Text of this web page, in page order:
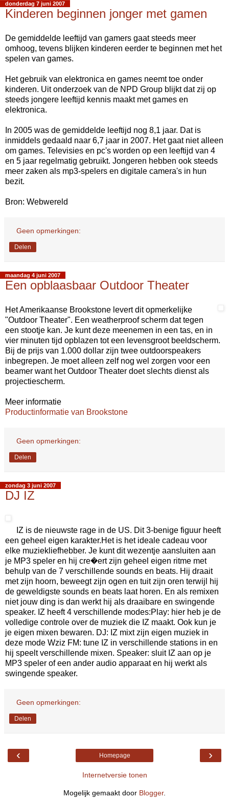
donderdag 7 juni 2007
Kinderen beginnen jonger met gamen
De gemiddelde leeftijd van gamers gaat steeds meer
omhoog, tevens blijken kinderen eerder te beginnen met het
spelen van games.
Het gebruik van elektronica en games neemt toe onder
kinderen. Uit onderzoek van de NPD Group blijkt dat zij op
steeds jongere leeftijd kennis maakt met games en
elektronica.
In 2005 was de gemiddelde leeftijd nog 8,1 jaar. Dat is
inmiddels gedaald naar 6,7 jaar in 2007. Het gaat niet alleen
om games. Televisies en pc's worden op een leeftijd van 4
en 5 jaar regelmatig gebruikt. Jongeren hebben ook steeds
meer zaken als mp3-spelers en digitale camera's in hun
bezit.
Bron: Webwereld
Geen opmerkingen:
Delen
maandag 4 juni 2007
Een opblaasbaar Outdoor Theater
Het Amerikaanse Brookstone levert dit opmerkelijke
"Outdoor Theater". Een weatherproof scherm dat tegen
een stootje kan. Je kunt deze meenemen in een tas, en in
vier minuten tijd opblazen tot een levensgroot beeldscherm.
Bij de prijs van 1.000 dollar zijn twee outdoorspeakers
inbegrepen. Je moet alleen zelf nog wel zorgen voor een
beamer want het Outdoor Theater doet slechts dienst als
projectiescherm.
Meer informatie
Productinformatie van Brookstone
Geen opmerkingen:
Delen
zondag 3 juni 2007
DJ IZ
IZ is de nieuwste rage in de US. Dit 3-benige figuur heeft
een geheel eigen karakter.Het is het ideale cadeau voor
elke muziekliefhebber. Je kunt dit wezentje aansluiten aan
je MP3 speler en hij cre�ert zijn geheel eigen ritme met
behulp van de 7 verschillende sounds en beats. Hij draait
met zijn hoorn, beweegt zijn ogen en tuit zijn oren terwijl hij
de geweldigste sounds en beats laat horen. En als remixen
niet jouw ding is dan werkt hij als draaibare en swingende
speaker. IZ heeft 4 verschillende modes:Play: hier heb je de
volledige controle over de muziek die IZ maakt. Ook kun je
je eigen mixen bewaren. DJ: IZ mixt zijn eigen muziek in
deze mode Wziz FM: tune IZ in verschillende stations in en
hij speelt verschillende mixen. Speaker: sluit IZ aan op je
MP3 speler of een ander audio apparaat en hij werkt als
swingende speaker.
Geen opmerkingen:
Delen
‹ ›
Homepage
Internetversie tonen
Mogelijk gemaakt door Blogger.